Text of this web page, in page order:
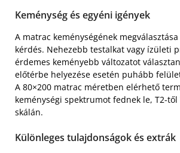
Keménység és egyéni igények
A matrac keménységének
kérdés. Nehezebb testalkat vagy ízületi
érdemes keményebb változatot
előtérbe helyezése esetén puhább
A 80×200 matrac méretben elérhető
keménységi spektrumot fednek le, T2-
skálán.
Különleges tulajdonságok és extrák